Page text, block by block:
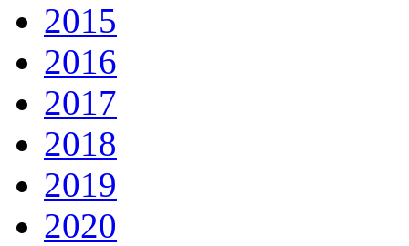
2015
2016
2017
2018
2019
2020